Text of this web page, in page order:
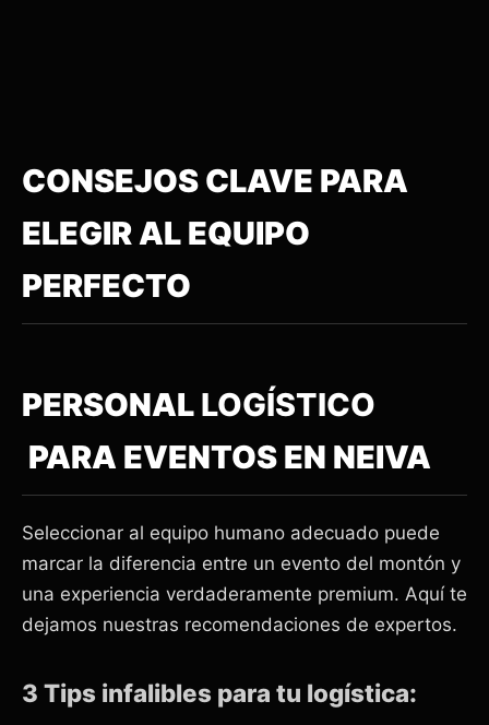
CONSEJOS CLAVE PARA
ELEGIR AL EQUIPO
PERFECTO
PERSONAL LOGÍSTICO
PARA EVENTOS EN NEIVA
Seleccionar al equipo humano adecuado puede
marcar la diferencia entre un evento del montón y
una experiencia verdaderamente premium. Aquí te
dejamos nuestras recomendaciones de expertos.
3 Tips infalibles para tu logística: